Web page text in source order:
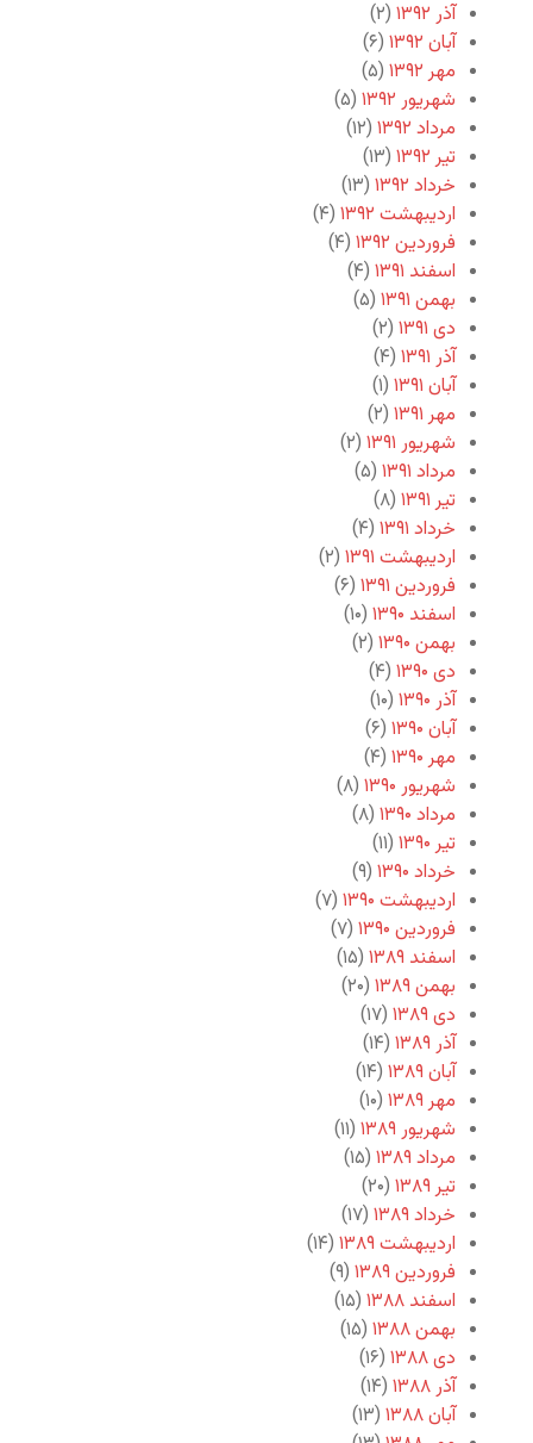
آذر ۱۳۹۲
(۲)
آبان ۱۳۹۲
(۶)
مهر ۱۳۹۲
(۵)
شهریور ۱۳۹۲
(۵)
مرداد ۱۳۹۲
(۱۲)
تیر ۱۳۹۲
(۱۳)
خرداد ۱۳۹۲
(۱۳)
اردیبهشت ۱۳۹۲
(۴)
فروردین ۱۳۹۲
(۴)
اسفند ۱۳۹۱
(۴)
بهمن ۱۳۹۱
(۵)
دی ۱۳۹۱
(۲)
آذر ۱۳۹۱
(۴)
آبان ۱۳۹۱
(۱)
مهر ۱۳۹۱
(۲)
شهریور ۱۳۹۱
(۲)
مرداد ۱۳۹۱
(۵)
تیر ۱۳۹۱
(۸)
خرداد ۱۳۹۱
(۴)
اردیبهشت ۱۳۹۱
(۲)
فروردین ۱۳۹۱
(۶)
اسفند ۱۳۹۰
(۱۰)
بهمن ۱۳۹۰
(۲)
دی ۱۳۹۰
(۴)
آذر ۱۳۹۰
(۱۰)
آبان ۱۳۹۰
(۶)
مهر ۱۳۹۰
(۴)
شهریور ۱۳۹۰
(۸)
مرداد ۱۳۹۰
(۸)
تیر ۱۳۹۰
(۱۱)
خرداد ۱۳۹۰
(۹)
اردیبهشت ۱۳۹۰
(۷)
فروردین ۱۳۹۰
(۷)
اسفند ۱۳۸۹
(۱۵)
بهمن ۱۳۸۹
(۲۰)
دی ۱۳۸۹
(۱۷)
آذر ۱۳۸۹
(۱۴)
آبان ۱۳۸۹
(۱۴)
مهر ۱۳۸۹
(۱۰)
شهریور ۱۳۸۹
(۱۱)
مرداد ۱۳۸۹
(۱۵)
تیر ۱۳۸۹
(۲۰)
خرداد ۱۳۸۹
(۱۷)
اردیبهشت ۱۳۸۹
(۱۴)
فروردین ۱۳۸۹
(۹)
اسفند ۱۳۸۸
(۱۵)
بهمن ۱۳۸۸
(۱۵)
دی ۱۳۸۸
(۱۶)
آذر ۱۳۸۸
(۱۴)
آبان ۱۳۸۸
(۱۳)